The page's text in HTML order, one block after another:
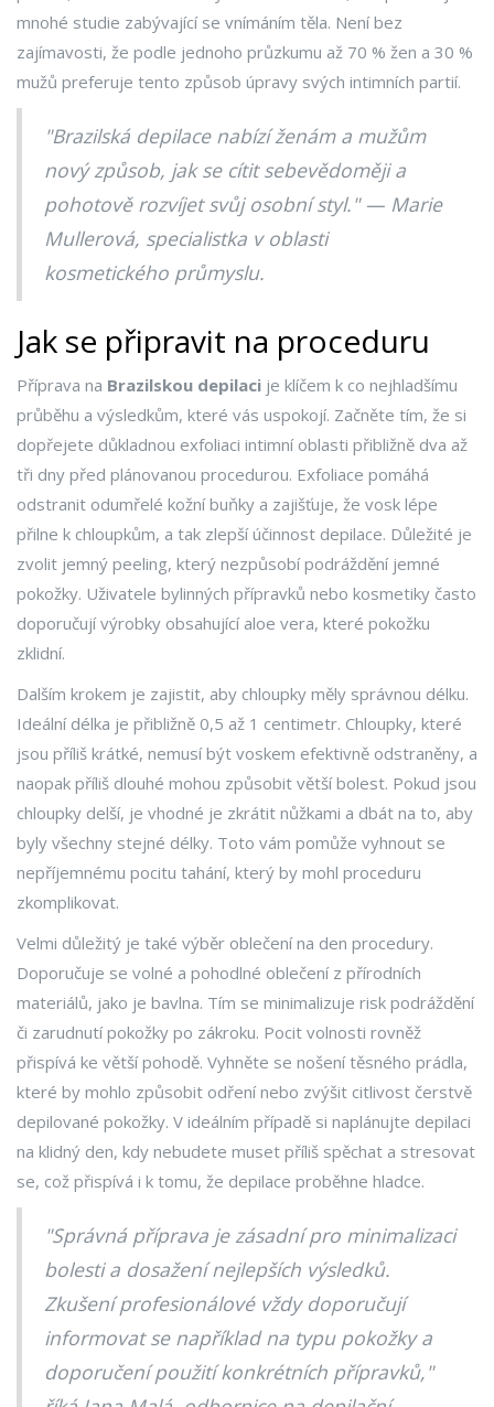
mnohé studie zabývající se vnímáním těla. Není bez
zajímavosti, že podle jednoho průzkumu až 70 % žen a 30 %
mužů preferuje tento způsob úpravy svých intimních partií.
"Brazilská depilace nabízí ženám a mužům
nový způsob, jak se cítit sebevědoměji a
pohotově rozvíjet svůj osobní styl." — Marie
Mullerová, specialistka v oblasti
kosmetického průmyslu.
Jak se připravit na proceduru
Příprava na Brazilskou depilaci je klíčem k co nejhladšímu
průběhu a výsledkům, které vás uspokojí. Začněte tím, že si
dopřejete důkladnou exfoliaci intimní oblasti přibližně dva až
tři dny před plánovanou procedurou. Exfoliace pomáhá
odstranit odumřelé kožní buňky a zajišťuje, že vosk lépe
přilne k chloupkům, a tak zlepší účinnost depilace. Důležité je
zvolit jemný peeling, který nezpůsobí podráždění jemné
pokožky. Uživatele bylinných přípravků nebo kosmetiky často
doporučují výrobky obsahující aloe vera, které pokožku
zklidní.
Dalším krokem je zajistit, aby chloupky měly správnou délku.
Ideální délka je přibližně 0,5 až 1 centimetr. Chloupky, které
jsou příliš krátké, nemusí být voskem efektivně odstraněny, a
naopak příliš dlouhé mohou způsobit větší bolest. Pokud jsou
chloupky delší, je vhodné je zkrátit nůžkami a dbát na to, aby
byly všechny stejné délky. Toto vám pomůže vyhnout se
nepříjemnému pocitu tahání, který by mohl proceduru
zkomplikovat.
Velmi důležitý je také výběr oblečení na den procedury.
Doporučuje se volné a pohodlné oblečení z přírodních
materiálů, jako je bavlna. Tím se minimalizuje risk podráždění
či zarudnutí pokožky po zákroku. Pocit volnosti rovněž
přispívá ke větší pohodě. Vyhněte se nošení těsného prádla,
které by mohlo způsobit odření nebo zvýšit citlivost čerstvě
depilované pokožky. V ideálním případě si naplánujte depilaci
na klidný den, kdy nebudete muset příliš spěchat a stresovat
se, což přispívá i k tomu, že depilace proběhne hladce.
"Správná příprava je zásadní pro minimalizaci
bolesti a dosažení nejlepších výsledků.
Zkušení profesionálové vždy doporučují
informovat se například na typu pokožky a
doporučení použití konkrétních přípravků,"